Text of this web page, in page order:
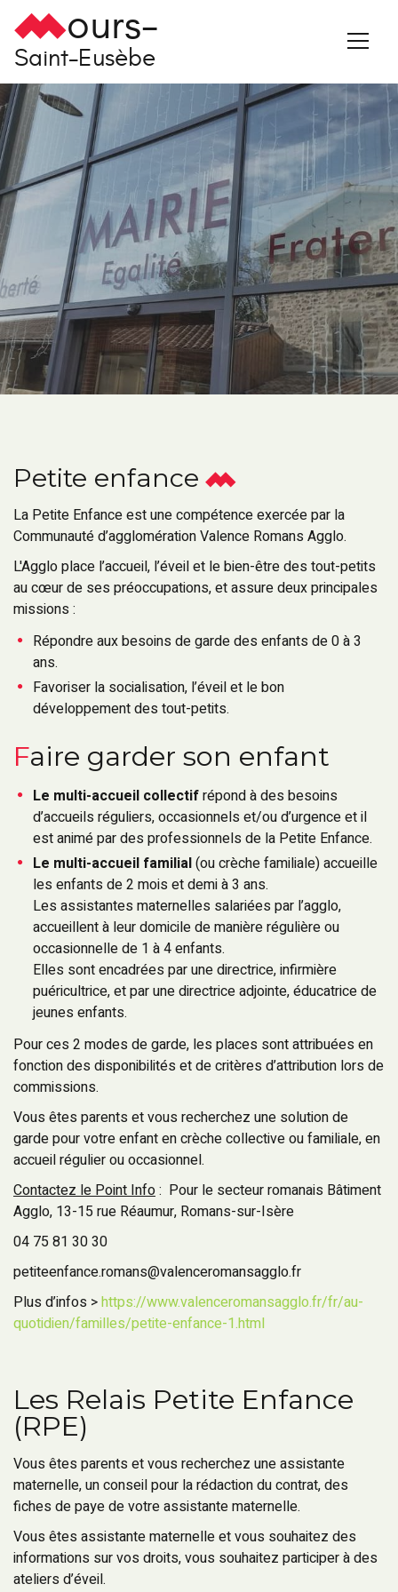
ours-
Saint-Eusèbe
Petite enfance
La Petite Enfance est une compétence exercée par la
Communauté d’agglomération Valence Romans Agglo.
L'Agglo place l’accueil, l’éveil et le bien-être des tout-petits
au cœur de ses préoccupations, et assure deux principales
missions :
Répondre aux besoins de garde des enfants de 0 à 3
ans.
Favoriser la socialisation, l’éveil et le bon
développement des tout-petits.
Faire garder son enfant
Le multi-accueil collectifrépond à des besoins
d’accueils réguliers, occasionnels et/ou d’urgence et il
est animé par des professionnels de la Petite Enfance.
Le multi-accueil familial(ou crèche familiale) accueille
les enfants de 2 mois et demi à 3 ans.
Les assistantes maternelles salariées par l’agglo,
accueillent à leur domicile de manière régulière ou
occasionnelle de 1 à 4 enfants.
Elles sont encadrées par une directrice, infirmière
puéricultrice, et par une directrice adjointe, éducatrice de
jeunes enfants.
Pour ces 2 modes de garde, les places sont attribuées en
fonction des disponibilités et de critères d’attribution lors de
commissions.
Vous êtes parents et vous recherchez une solution de
garde pour votre enfant en crèche collective ou familiale, en
accueil régulier ou occasionnel.
Contactez le Point Info: Pour le secteur romanais Bâtiment
Agglo, 13-15 rue Réaumur, Romans-sur-Isère
04 75 81 30 30
petiteenfance.romans@valenceromansagglo.fr
Plus d’infos >https://www.valenceromansagglo.fr/fr/au-
quotidien/familles/petite-enfance-1.html
Les Relais Petite Enfance
(RPE)
Vous êtes parents et vous recherchez une assistante
maternelle, un conseil pour la rédaction du contrat, des
fiches de paye de votre assistante maternelle.
Vous êtes assistante maternelle et vous souhaitez des
informations sur vos droits, vous souhaitez participer à des
ateliers d’éveil.